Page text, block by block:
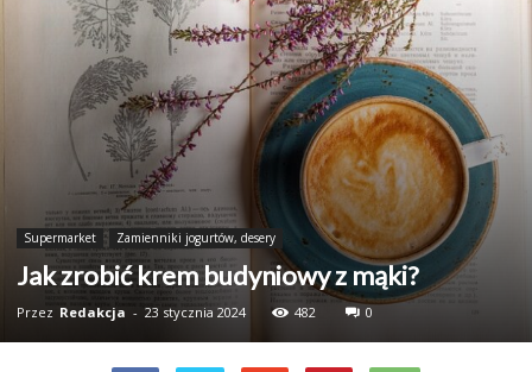
Supermarket Zamienniki jogurtów, desery
Jak zrobić krem budyniowy z mąki?
Przez Redakcja - 23 stycznia 2024 482 0